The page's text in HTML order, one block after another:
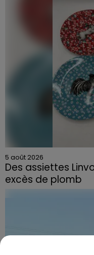
5 août 2026
Des assiettes
excès de plomb
Du plomb a été